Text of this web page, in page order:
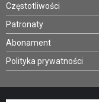
Częstotliwości
Patronaty
Abonament
Polityka prywatności